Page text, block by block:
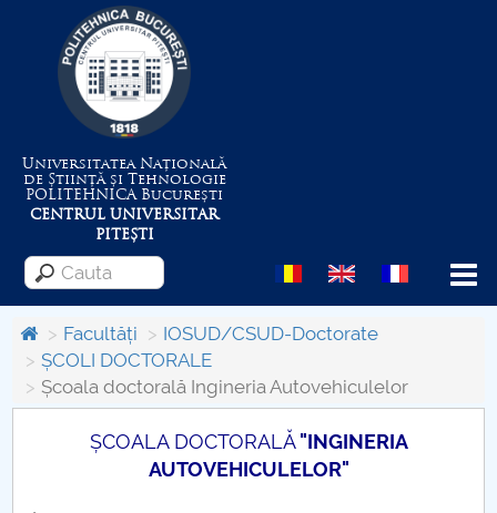
Universitatea Națională
de Știință și Tehnologie
POLITEHNICABucurești
CENTRUL UNIVERSITAR
PITEȘTI
Menu
Despre Universitate
Centrul de Management al Proiectelor
Facultăți
IOSUD/CSUD-Doctorate
ȘCOLI DOCTORALE
Școala doctorală Ingineria Autovehiculelor
ȘCOALA DOCTORALĂ"INGINERIA
AUTOVEHICULELOR"